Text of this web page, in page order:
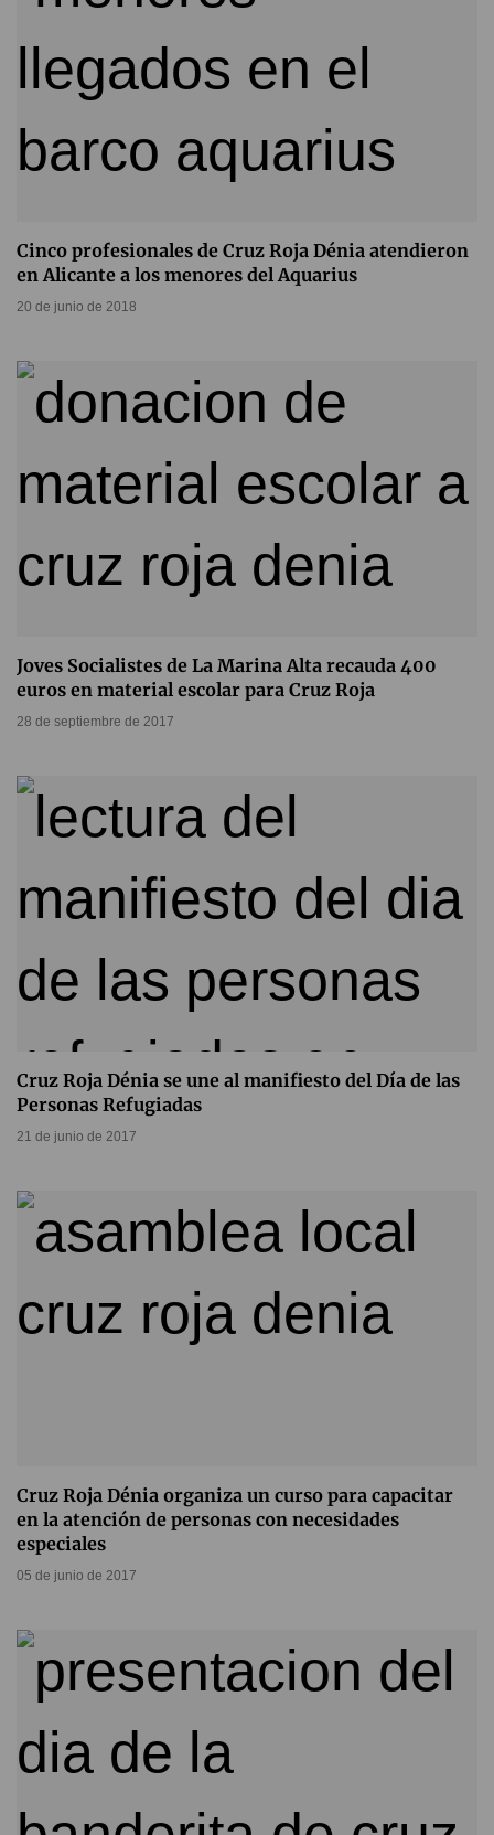
Cinco profesionales de Cruz Roja Dénia atendieron
en Alicante a los menores del Aquarius
20 de junio de 2018
Joves Socialistes de La Marina Alta recauda 400
euros en material escolar para Cruz Roja
28 de septiembre de 2017
Cruz Roja Dénia se une al manifiesto del Día de las
Personas Refugiadas
21 de junio de 2017
Cruz Roja Dénia organiza un curso para capacitar
en la atención de personas con necesidades
especiales
05 de junio de 2017